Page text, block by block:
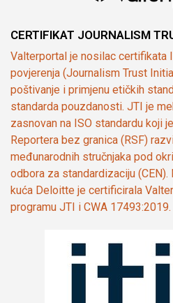
CERTIFIKAT JOURNALISM
Valterportal je nosilac certifikata
povjerenja (Journalism Trust
poštivanje i primjenu etičkih
standarda pouzdanosti. JTI je
zasnovan na ISO standardu koji
Reportera bez granica (RSF)
međunarodnih stručnjaka pod
odbora za standardizaciju
kuća Deloitte je certificirala
programu JTI i CWA 17493:2019.